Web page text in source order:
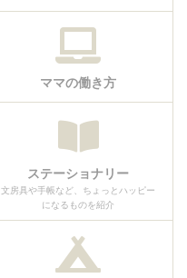
ママの働き方
ステーショナリー
文房具や手帳など、ちょっとハッピー
になるものを紹介